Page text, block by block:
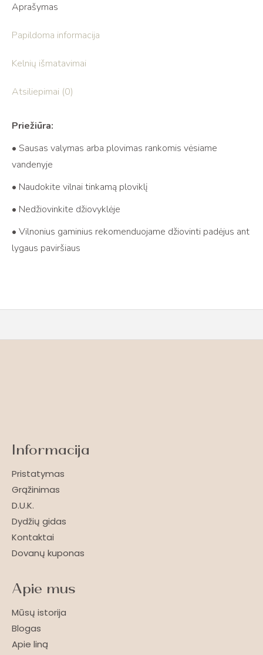
Aprašymas
Papildoma informacija
Kelnių išmatavimai
Atsiliepimai (0)
Priežiūra:
• Sausas valymas arba plovimas rankomis vėsiame
vandenyje
• Naudokite vilnai tinkamą ploviklį
• Nedžiovinkite džiovyklėje
• Vilnonius gaminius rekomenduojame džiovinti padėjus ant
lygaus paviršiaus
Informacija
Pristatymas
Grąžinimas
D.U.K.
Dydžių gidas
Kontaktai
Dovanų kuponas
Apie mus
Mūsų istorija
Blogas
Apie liną